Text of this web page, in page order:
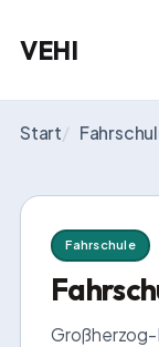
VEHI
Start/
Fahrschule
Großherzog-